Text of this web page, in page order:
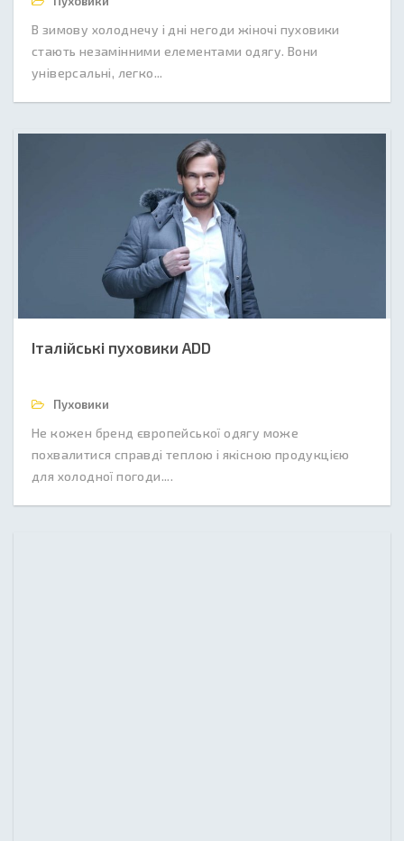
В зимову холоднечу і дні негоди жіночі пуховики
стають незамінними елементами одягу. Вони
універсальні, легко...
Італійські пуховики ADD
Пуховики
Не кожен бренд європейської одягу може
похвалитися справді теплою і якісною продукцією
для холодної погоди....